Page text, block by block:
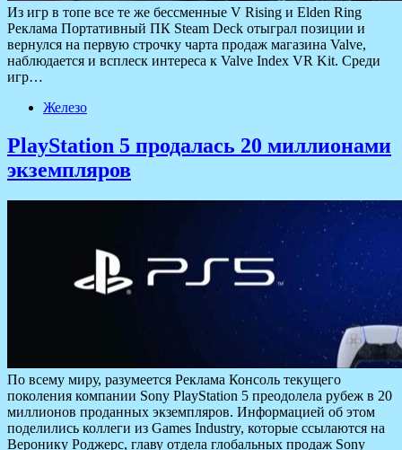
Из игр в топе все те же бессменные V Rising и Elden Ring
Реклама Портативный ПК Steam Deck отыграл позиции и
вернулся на первую строчку чарта продаж магазина Valve,
наблюдается и всплеск интереса к Valve Index VR Kit. Среди
игр…
Железо
PlayStation 5 продалась 20 миллионами
экземпляров
По всему миру, разумеется Реклама Консоль текущего
поколения компании Sony PlayStation 5 преодолела рубеж в 20
миллионов проданных экземпляров. Информацией об этом
поделились коллеги из Games Industry, которые ссылаются на
Веронику Роджерс, главу отдела глобальных продаж Sony